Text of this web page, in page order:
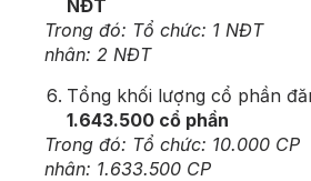
NĐT
Trong đó: Tổ chức:
nhân: 2 NĐT
Tổng khối lượng cổ phần
1.643.500 cổ phần
Trong đó: Tổ chức:
nhân: 1.633.500 CP